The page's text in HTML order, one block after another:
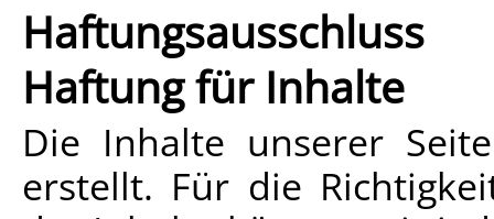
Haftungsausschluss
Haftung für Inhalte
Die Inhalte unserer
erstellt. Für die